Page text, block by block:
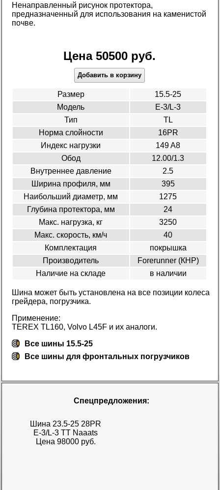
Ненаправленный рисунок протектора,
предназначенный для использования на каменистой
почве.
Цена 50500 руб.
Добавить в корзину
Размер
15.5-25
Модель
E-3/L-3
Тип
TL
Норма слойности
16PR
Индекс нагрузки
149 A8
Обод
12.00/1.3
Внутреннее давление
2.5
Ширина профиля, мм
395
Наибольший диаметр, мм
1275
Глубина протектора, мм
24
Макс. нагрузка, кг
3250
Макс. скорость, км/ч
40
Комплектация
покрышка
Производитель
Forerunner (КНР)
Наличие на складе
в наличии
Шина может быть установлена на все позиции колеса
грейдера, погрузчика.
Применение:
TEREX TL160, Volvo L45F и их аналоги.
Все шины 15.5-25
Все шины для фронтальных погрузчиков
Спецпредложения:
Шина 23.5-25 28PR
E-3/L-3 TT Naaats
Цена 98000 руб.